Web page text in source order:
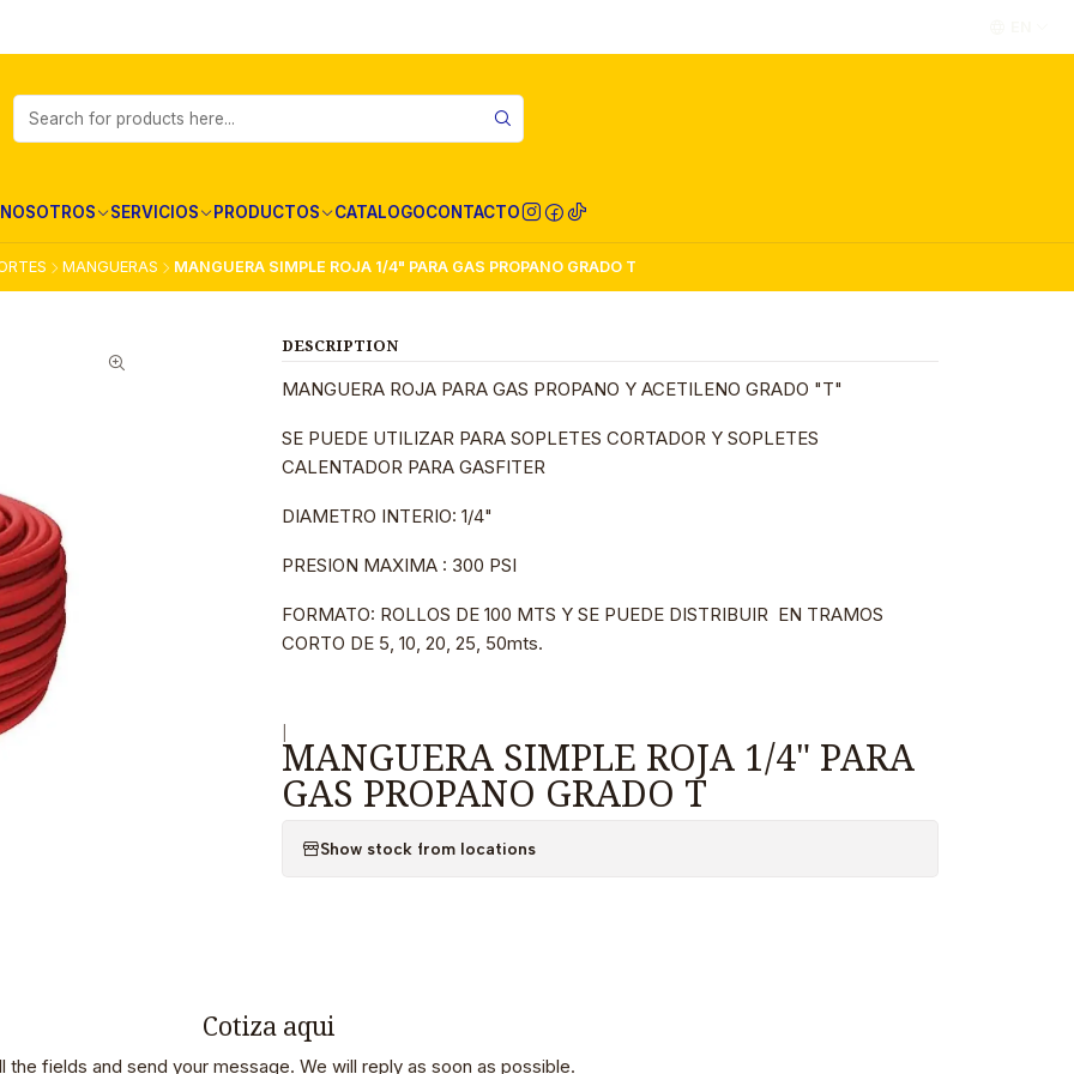
NOSOTROS SERVICIOS PRODUCTOS CATALOGOCONTACTO
MANGUERAS MANGUERA SIMPLE ROJA 1/4" PARA GAS PROPANO GRADO T
DESCRIPTION
MANGUERA ROJA PARA GAS PROPANO Y ACETILENO GRADO "T"
SE PUEDE UTILIZAR PARA SOPLETES CORTADOR Y SOPLETES
CALENTADOR PARA GASFITER
DIAMETRO INTERIO: 1/4"
PRESION MAXIMA : 300 PSI
FORMATO: ROLLOS DE 100 MTS Y SE PUEDE DISTRIBUIR EN TRAMOS
CORTO DE 5, 10, 20, 25, 50mts.
MANGUERA SIMPLE ROJA 1/4" PARA
GAS PROPANO GRADO T
Show stock from locations
Cotiza aqui
the fields and send your message. We will reply as soon as possible.